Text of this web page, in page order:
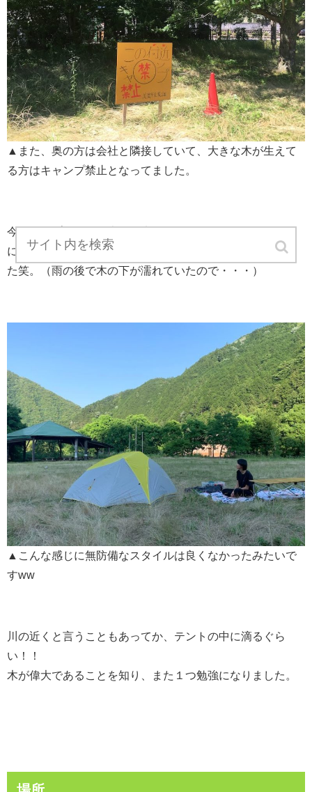
▲また、奥の方は会社と隣接していて、大きな木が生えて
る方はキャンプ禁止となってました。
今回タープなしで、大きな木の下ではなく何もないところ
にテントを張ったら露でテントがビチョビチョになりまし
た笑。（雨の後で木の下が濡れていたので・・・）
▲こんな感じに無防備なスタイルは良くなかったみたいで
すww
川の近くと言うこともあってか、テントの中に滴るぐら
い！！
木が偉大であることを知り、また１つ勉強になりました。